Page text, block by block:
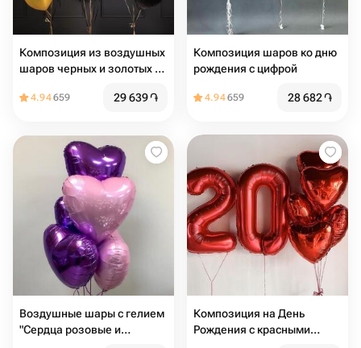
Композиция из воздушных
шаров черных и золотых со
4.94659 29 639֏
Композиция шаров ко дню
рождения с цифрой
4.94659 28 682֏
Воздушные шары с гелием
"Сердца розовые и
Композиция на День
Рождения с красными